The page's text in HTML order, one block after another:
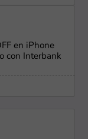
en iPhone
con Interbank